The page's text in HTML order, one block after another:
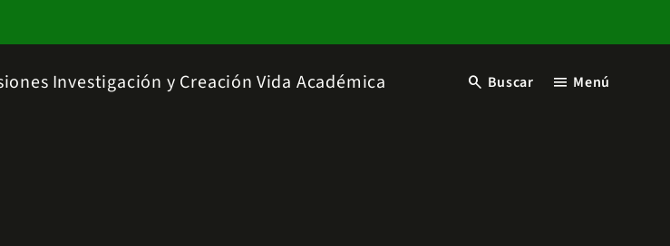
Investigación y Creación Vida Académica search Buscar menu Menú